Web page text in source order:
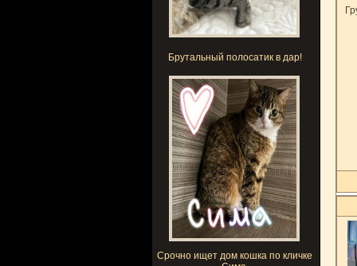
Брутальный полосатик в дар!
Срочно ищет дом кошка по кличке